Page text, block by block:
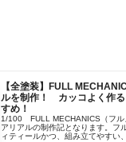
【全塗装】FULL
ルを制作！ カッコよく作る
すめ！
1/100 FULL MECHANICS（フル
アリアルの制作記となります。フ
ィティールかつ、組み立てやすい